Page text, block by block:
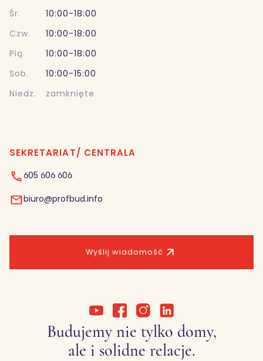
Wyślij wiadomość
Śr.
10:00-18:00
Czw.
10:00-18:00
Pią.
10:00-18:00
Sob.
10:00-15:00
Niedz.
zamknięte
SEKRETARIAT/ CENTRALA
605 606 606
biuro@profbud.info
Budujemy nie tylko domy,
ale i solidne relacje.